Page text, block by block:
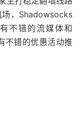
场，Shadowsocks
不错的流媒体和
不错的优惠活动推